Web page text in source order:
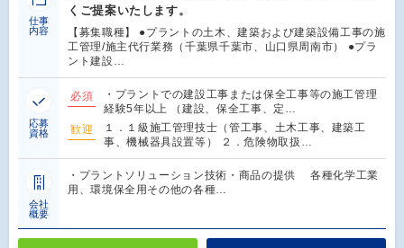
仕事
内容
くご提案いたします。
【募集職種】 ●プラントの土木、建築および建築設備工事の施
工管理/施主代行業務（千葉県千葉市、山口県周南市） ●プラ
ント建設…
応募
資格
必須
・プラントでの建設工事または保全工事等の施工管理
経験5年以上 （建設、保全工事、定…
歓迎
１．１級施工管理技士（管工事、土木工事、建築工
事、機械器具設置等） ２．危険物取扱…
会社
概要
・プラントソリューション技術・商品の提供 各種化学工業
用、環境保全用その他の各種…